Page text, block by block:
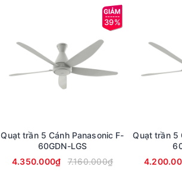
39%
Quạt trần 5 Cánh Panasonic F-
60GDN-LGS
4.350.000₫
7.160.000₫
Quạt trần 5